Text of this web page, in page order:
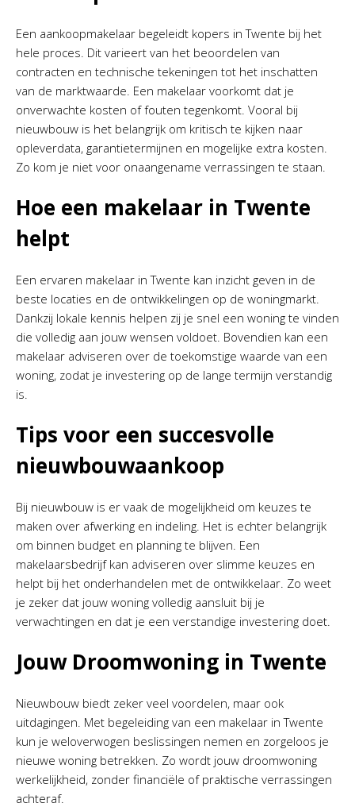
Een aankoopmakelaar begeleidt kopers in Twente bij het
hele proces. Dit varieert van het beoordelen van
contracten en technische tekeningen tot het inschatten
van de marktwaarde. Een makelaar voorkomt dat je
onverwachte kosten of fouten tegenkomt. Vooral bij
nieuwbouw is het belangrijk om kritisch te kijken naar
opleverdata, garantietermijnen en mogelijke extra kosten.
Zo kom je niet voor onaangename verrassingen te staan.
Hoe een makelaar in Twente
helpt
Een ervaren makelaar in Twente kan inzicht geven in de
beste locaties en de ontwikkelingen op de woningmarkt.
Dankzij lokale kennis helpen zij je snel een woning te vinden
die volledig aan jouw wensen voldoet. Bovendien kan een
makelaar adviseren over de toekomstige waarde van een
woning, zodat je investering op de lange termijn verstandig
is.
Tips voor een succesvolle
nieuwbouwaankoop
Bij nieuwbouw is er vaak de mogelijkheid om keuzes te
maken over afwerking en indeling. Het is echter belangrijk
om binnen budget en planning te blijven. Een
makelaarsbedrijf kan adviseren over slimme keuzes en
helpt bij het onderhandelen met de ontwikkelaar. Zo weet
je zeker dat jouw woning volledig aansluit bij je
verwachtingen en dat je een verstandige investering doet.
Jouw Droomwoning in Twente
Nieuwbouw biedt zeker veel voordelen, maar ook
uitdagingen. Met begeleiding van een makelaar in Twente
kun je weloverwogen beslissingen nemen en zorgeloos je
nieuwe woning betrekken. Zo wordt jouw droomwoning
werkelijkheid, zonder financiële of praktische verrassingen
achteraf.